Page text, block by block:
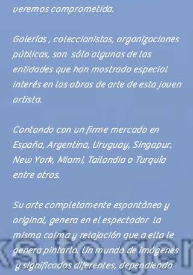
veremos comprometida.
Galerías , coleccionistas, organizaciones
públicas, son sólo algunas de las
entidades que han mostrado especial
interés en las obras de arte de esta joven
artista.
Contando con un firme mercado en
España, Argentina, Uruguay, Singapur,
New York, Miami, Tailandia o Turquía
entre otros.
Su arte completamente espontáneo y
original, genera en el espectador la
misma calma y relajación que a ella le
genera pintarlo. Un mundo de imágenes
y significados diferentes, dependiendo